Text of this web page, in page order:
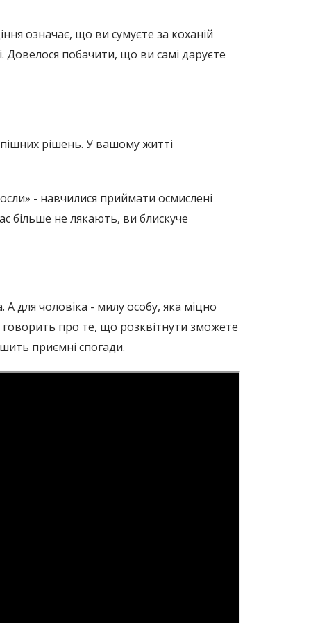
означає, що ви сумуєте за коханій
Довелося побачити, що ви самі даруєте
рішень. У вашому житті
- навчилися приймати осмислені
більше не лякають, ви блискуче
для чоловіка - милу особу, яка міцно
говорить про те, що розквітнути зможете
приємні спогади.